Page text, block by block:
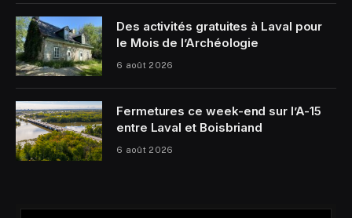
Des activités gratuites à Laval pour
le Mois de l’Archéologie
6 août 2026
Fermetures ce week-end sur l’A-15
entre Laval et Boisbriand
6 août 2026